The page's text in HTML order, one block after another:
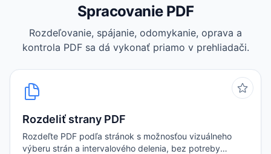
Spracovanie PDF
Rozdeľovanie, spájanie, odomykanie, oprava a
kontrola PDF sa dá vykonať priamo v prehliadači.
Rozdeliť strany PDF
Rozdeľte PDF podľa stránok s možnosťou vizuálneho
výberu strán a intervalového delenia, bez potreby